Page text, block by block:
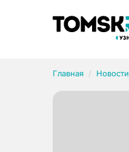
Главная Новости
Рубрики